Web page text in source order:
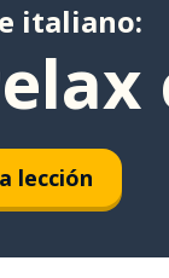
italiano:
lección